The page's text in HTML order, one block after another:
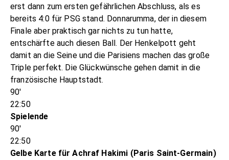
erst dann zum ersten gefährlichen Abschluss, als es
bereits 4:0 für PSG stand. Donnarumma, der in diesem
Finale aber praktisch gar nichts zu tun hatte,
entschärfte auch diesen Ball. Der Henkelpott geht
damit an die Seine und die Parisiens machen das große
Triple perfekt. Die Glückwünsche gehen damit in die
französische Hauptstadt.
90'
22:50
Spielende
90'
22:50
Gelbe Karte für Achraf Hakimi (Paris Saint-Germain)